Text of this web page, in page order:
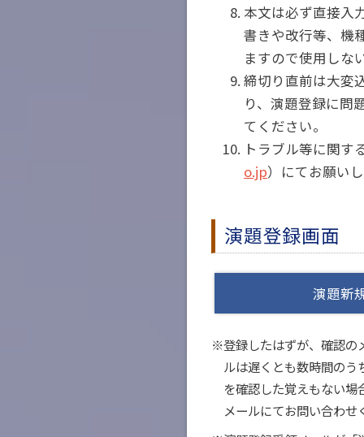
本文は必ず直接入
書きや改行等、機
ますので使用しな
締切り直前は大変
り、演題登録に問
てください。
トラブル等に関す
o.jp）にてお願い
演題登録画面
演題新
※登録したはずが、確認の
ルは遅くとも数時間のう
を確認した覚えもない
メールにてお問い合わせ